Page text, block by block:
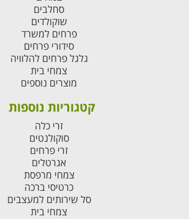
סחלבים
שוקולדים
פרחים למשרד
סידורי פרחים
גלגל פרחים להלוויה
צמחי בית
מוצרים נוספים
קטגוריות נוספות
זרי כלה
סוקולנטים
זרי פרחים
אגרטלים
צמחי מרפסת
כרטיסי ברכה
סל שירותים למעצבים
צמחי בית